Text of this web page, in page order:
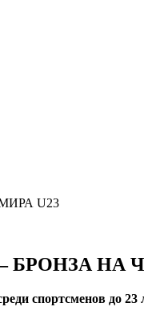
НА
спортсменов до 23